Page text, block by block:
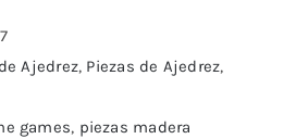
Ajedrez, Piezas de Ajedrez,
games, piezas madera